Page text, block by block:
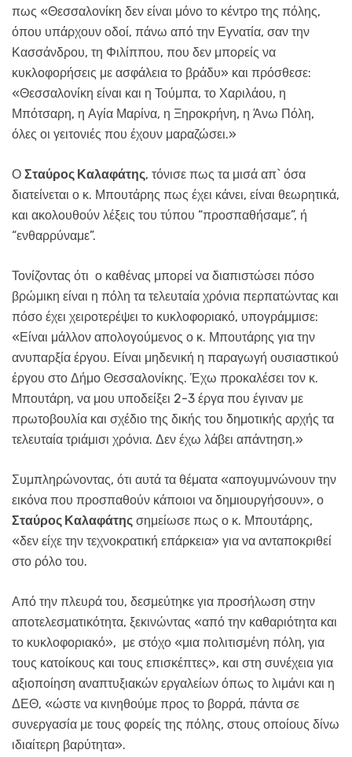
πως «Θεσσαλονίκη δεν είναι μόνο το κέντρο της πόλης,
όπου υπάρχουν οδοί, πάνω από την Εγνατία, σαν την
Κασσάνδρου, τη Φιλίππου, που δεν μπορείς να
κυκλοφορήσεις με ασφάλεια το βράδυ» και πρόσθεσε:
«Θεσσαλονίκη είναι και η Τούμπα, το Χαριλάου, η
Μπότσαρη, η Αγία Μαρίνα, η Ξηροκρήνη, η Άνω Πόλη,
όλες οι γειτονιές που έχουν μαραζώσει.»
Ο Σταύρος Καλαφάτης, τόνισε πως τα μισά απ` όσα
διατείνεται ο κ. Μπουτάρης πως έχει κάνει, είναι θεωρητικά,
και ακολουθούν λέξεις του τύπου “προσπαθήσαμε”, ή
“ενθαρρύναμε”.
Τονίζοντας ότι ο καθένας μπορεί να διαπιστώσει πόσο
βρώμικη είναι η πόλη τα τελευταία χρόνια περπατώντας και
πόσο έχει χειροτερέψει το κυκλοφοριακό, υπογράμμισε:
«Είναι μάλλον απολογούμενος ο κ. Μπουτάρης για την
ανυπαρξία έργου. Είναι μηδενική η παραγωγή ουσιαστικού
έργου στο Δήμο Θεσσαλονίκης. Έχω προκαλέσει τον κ.
Μπουτάρη, να μου υποδείξει 2-3 έργα που έγιναν με
πρωτοβουλία και σχέδιο της δικής του δημοτικής αρχής τα
τελευταία τριάμισι χρόνια. Δεν έχω λάβει απάντηση.»
Συμπληρώνοντας, ότι αυτά τα θέματα «απογυμνώνουν την
εικόνα που προσπαθούν κάποιοι να δημιουργήσουν», ο
Σταύρος Καλαφάτης σημείωσε πως ο κ. Μπουτάρης,
«δεν είχε την τεχνοκρατική επάρκεια» για να ανταποκριθεί
στο ρόλο του.
Από την πλευρά του, δεσμεύτηκε για προσήλωση στην
αποτελεσματικότητα, ξεκινώντας «από την καθαριότητα και
το κυκλοφοριακό», με στόχο «μια πολιτισμένη πόλη, για
τους κατοίκους και τους επισκέπτες», και στη συνέχεια για
αξιοποίηση αναπτυξιακών εργαλείων όπως το λιμάνι και η
ΔΕΘ, «ώστε να κινηθούμε προς το βορρά, πάντα σε
συνεργασία με τους φορείς της πόλης, στους οποίους δίνω
ιδιαίτερη βαρύτητα».